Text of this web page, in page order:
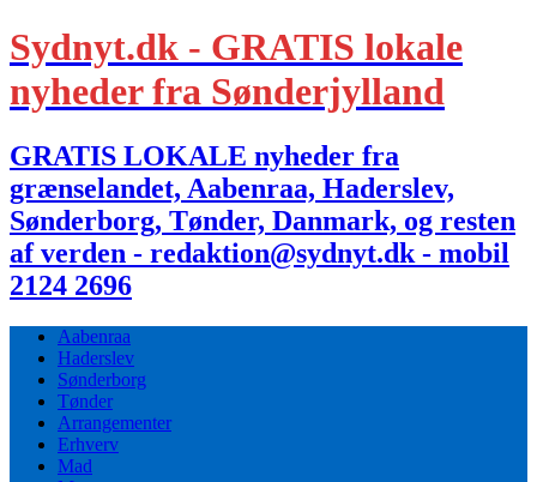
Sydnyt.dk - GRATIS lokale
nyheder fra Sønderjylland
GRATIS LOKALE nyheder fra
grænselandet, Aabenraa, Haderslev,
Sønderborg, Tønder, Danmark, og resten
af verden - redaktion@sydnyt.dk - mobil
2124 2696
Aabenraa
Haderslev
Sønderborg
Tønder
Arrangementer
Erhverv
Mad